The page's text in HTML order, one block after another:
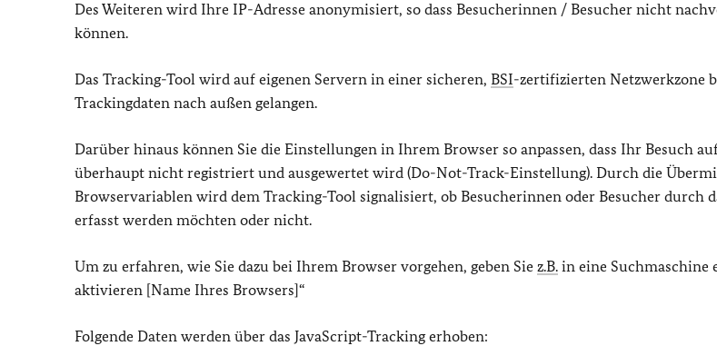
Des Weiteren wird Ihre IP-Adresse anonymisiert, so dass Besucherinnen / Besucher nicht
können.
Das Tracking-Tool wird auf eigenen Servern in einer sicheren, BSI-zertifizierten Netzwerkzone
Trackingdaten nach außen gelangen.
Darüber hinaus können Sie die Einstellungen in Ihrem Browser so anpassen, dass Ihr Besuch
überhaupt nicht registriert und ausgewertet wird (Do-Not-Track-Einstellung). Durch die
Browservariablen wird dem Tracking-Tool signalisiert, ob Besucherinnen oder Besucher durch
erfasst werden möchten oder nicht.
Um zu erfahren, wie Sie dazu bei Ihrem Browser vorgehen, geben Sie z.B. in eine Suchmaschine
aktivieren [Name Ihres Browsers]“
Folgende Daten werden über das JavaScript-Tracking erhoben: